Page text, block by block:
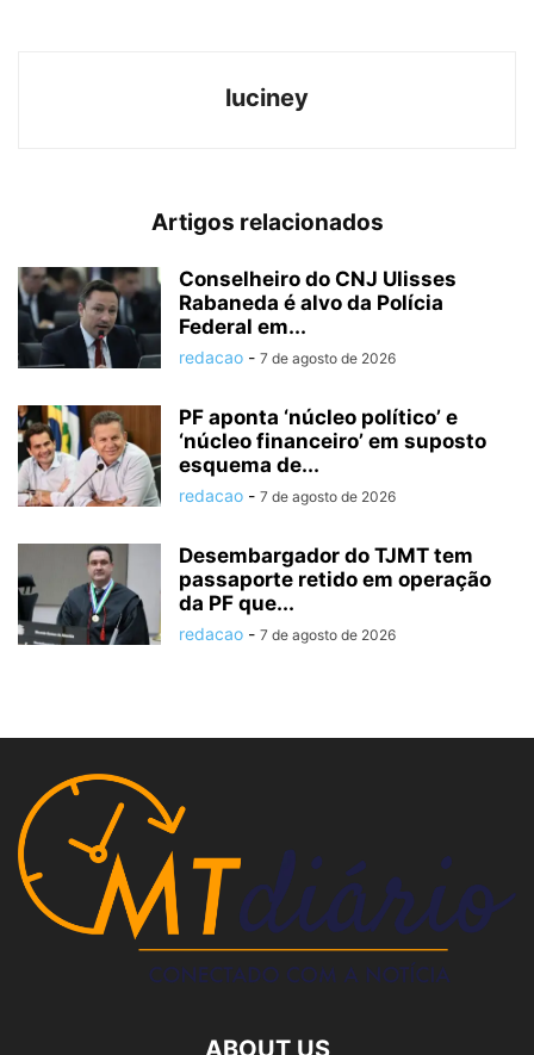
luciney
Artigos relacionados
Conselheiro do CNJ Ulisses
Rabaneda é alvo da Polícia
Federal em...
redacao - 7 de agosto de 2026
PF aponta ‘núcleo político’ e
‘núcleo financeiro’ em suposto
esquema de...
redacao - 7 de agosto de 2026
Desembargador do TJMT tem
passaporte retido em operação
da PF que...
redacao - 7 de agosto de 2026
ABOUT US